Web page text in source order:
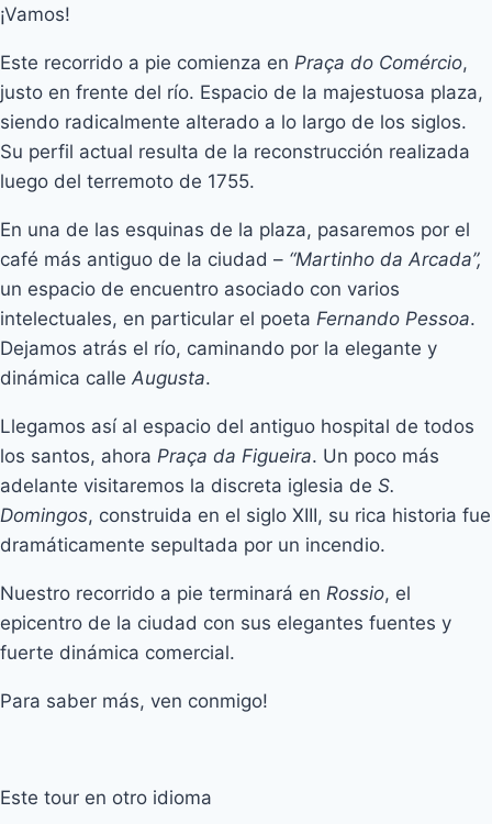
¡Vamos!
Este recorrido a pie comienza en Praça do Comércio,
justo en frente del río. Espacio de la majestuosa plaza,
siendo radicalmente alterado a lo largo de los siglos.
Su perfil actual resulta de la reconstrucción realizada
luego del terremoto de 1755.
En una de las esquinas de la plaza, pasaremos por el
café más antiguo de la ciudad – “Martinho da Arcada”,
un espacio de encuentro asociado con varios
intelectuales, en particular el poeta Fernando Pessoa.
Dejamos atrás el río, caminando por la elegante y
dinámica calle Augusta.
Llegamos así al espacio del antiguo hospital de todos
los santos, ahora Praça da Figueira. Un poco más
adelante visitaremos la discreta iglesia de S.
Domingos, construida en el siglo XIII, su rica historia fue
dramáticamente sepultada por un incendio.
Nuestro recorrido a pie terminará en Rossio, el
epicentro de la ciudad con sus elegantes fuentes y
fuerte dinámica comercial.
Para saber más, ven conmigo!
Este tour en otro idioma